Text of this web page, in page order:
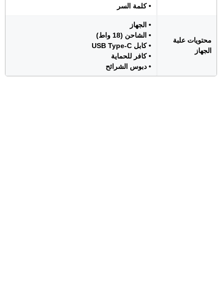
• كلمة السر
محتويات علبة
الجهاز
• الجهاز
• الشاحن (18 واط)
• كابل USB Type-C
• كافر للحماية
• دبوس الشرائح